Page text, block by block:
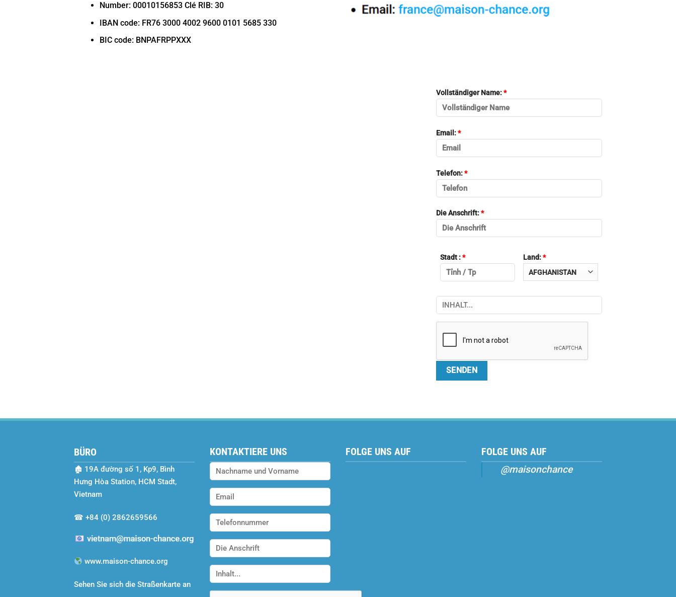
Number: 00010156853 Clé RIB: 30
IBAN code: FR76 3000 4002 9600 0101 5685 330
BIC code: BNPAFRPPXXX
Vollständiger Name:*
Email:*
Telefon:*
Die Anschrift:*
Stadt :* Land:*
BÜRO
🏚 19A đường số 1, Kp9, Bình
Hưng Hòa Station, HCM Stadt,
Vietnam
☎ +84 (0) 2862659566
www.maison-chance.org
Sehen Sie sich die Straßenkarte an
KONTAKTIERE UNS FOLGE UNS AUF FOLGE UNS AUF
@maisonchance